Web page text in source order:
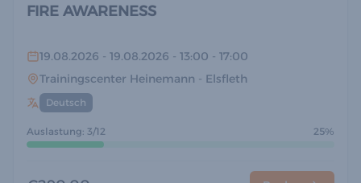
FIRE AWARENESS
19.08.2026 - 19.08.2026 - 13:00 - 17:00
Trainingscenter Heinemann - Elsfleth
Deutsch
Auslastung: 3/12 25%